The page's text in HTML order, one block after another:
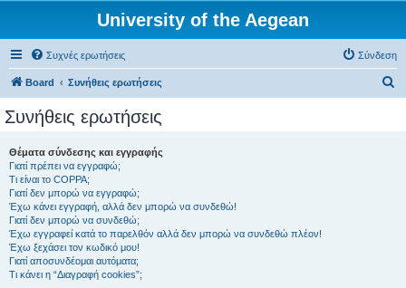
University of the Aegean
Συχνές ερωτήσεις Σύνδεση
Board Συνήθεις ερωτήσεις
Συνήθεις ερωτήσεις
Θέματα σύνδεσης και εγγραφής
Γιατί πρέπει να εγγραφώ;
Τι είναι το COPPA;
Γιατί δεν μπορώ να εγγραφώ;
Έχω κάνει εγγραφή, αλλά δεν μπορώ να συνδεθώ!
Γιατί δεν μπορώ να συνδεθώ;
Έχω εγγραφεί κατά το παρελθόν αλλά δεν μπορώ να συνδεθώ πλέον!
Έχω ξεχάσει τον κωδικό μου!
Γιατί αποσυνδέομαι αυτόματα;
Τι κάνει η “Διαγραφή cookies”;